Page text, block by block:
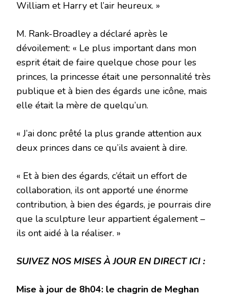
William et Harry et l’air heureux. »
M. Rank-Broadley a déclaré après le
dévoilement: « Le plus important dans mon
esprit était de faire quelque chose pour les
princes, la princesse était une personnalité très
publique et à bien des égards une icône, mais
elle était la mère de quelqu’un.
« J’ai donc prêté la plus grande attention aux
deux princes dans ce qu’ils avaient à dire.
« Et à bien des égards, c’était un effort de
collaboration, ils ont apporté une énorme
contribution, à bien des égards, je pourrais dire
que la sculpture leur appartient également –
ils ont aidé à la réaliser. »
SUIVEZ NOS MISES À JOUR EN DIRECT ICI :
Mise à jour de 8h04: le chagrin de Meghan